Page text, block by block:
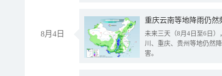
8月4日
重庆云南等地降雨仍然
未来三天（8月4日至6日
川、重庆、贵州等地仍然
害。